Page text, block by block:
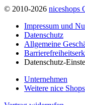
© 2010-2026 niceshops
Impressum und
Datenschutz
Allgemeine
Datenschutz-
Unternehmen
Weitere nice Shops